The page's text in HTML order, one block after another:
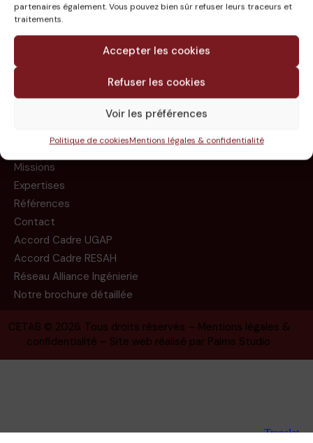
partenaires également. Vous pouvez bien sûr refuser leurs traceurs et
traitements.
Accepter les cookies
Refuser les cookies
Voir les préférences
Politique de cookiesMentions légales & confidentialité
Le groupe
Missions
Expertises
Références
Contact
Accord Cadre UGAP
Accord Cadre RESAH
Réseau Alliance Ingénierie
Notre brochure détaillée
CETAB © 2026. Tous droits réservés – Mentions légales &
confidentialité – Site web réalisé par Palms Studio